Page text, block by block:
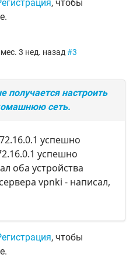
, чтобы
3 нед. назад #3
получается настроить
сеть.
успешно
успешно
оба устройства
vpnki - написал,
, чтобы